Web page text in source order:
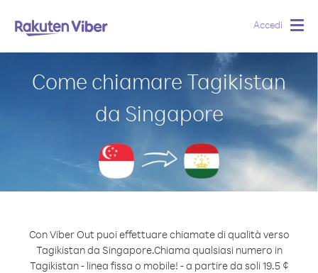
Accedi
Come chiamare Tagikistan
da Singapore
Con Viber Out puoi effettuare chiamate di qualità verso
Tagikistan da Singapore.Chiama qualsiasi numero in
Tagikistan - linea fissa o mobile! - a partire da soli 19.5 ¢